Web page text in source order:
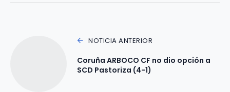
NOTICIA ANTERIOR
Coruña ARBOCO CF no dio opción a
SCD Pastoriza (4-1)